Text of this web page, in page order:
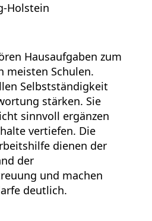
Holstein
Hausaufgaben zum
meisten Schulen.
Selbstständigkeit
stärken. Sie
sinnvoll ergänzen
vertiefen. Die
dienen der
der
und machen
deutlich.